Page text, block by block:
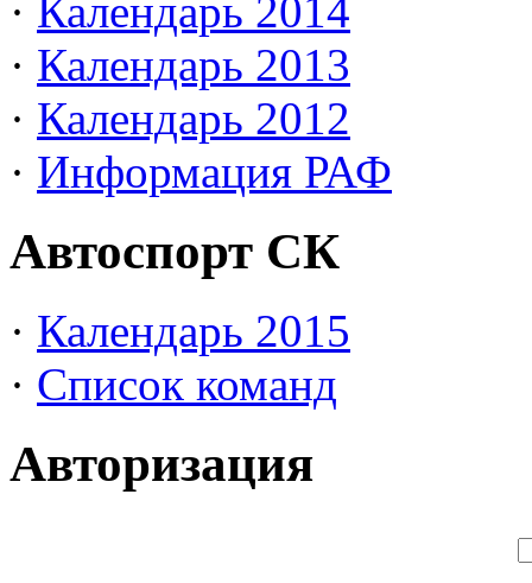
· Календарь 2014
· Календарь 2013
· Календарь 2012
· Информация РАФ
Автоспорт СК
· Календарь 2015
· Список команд
Авторизация